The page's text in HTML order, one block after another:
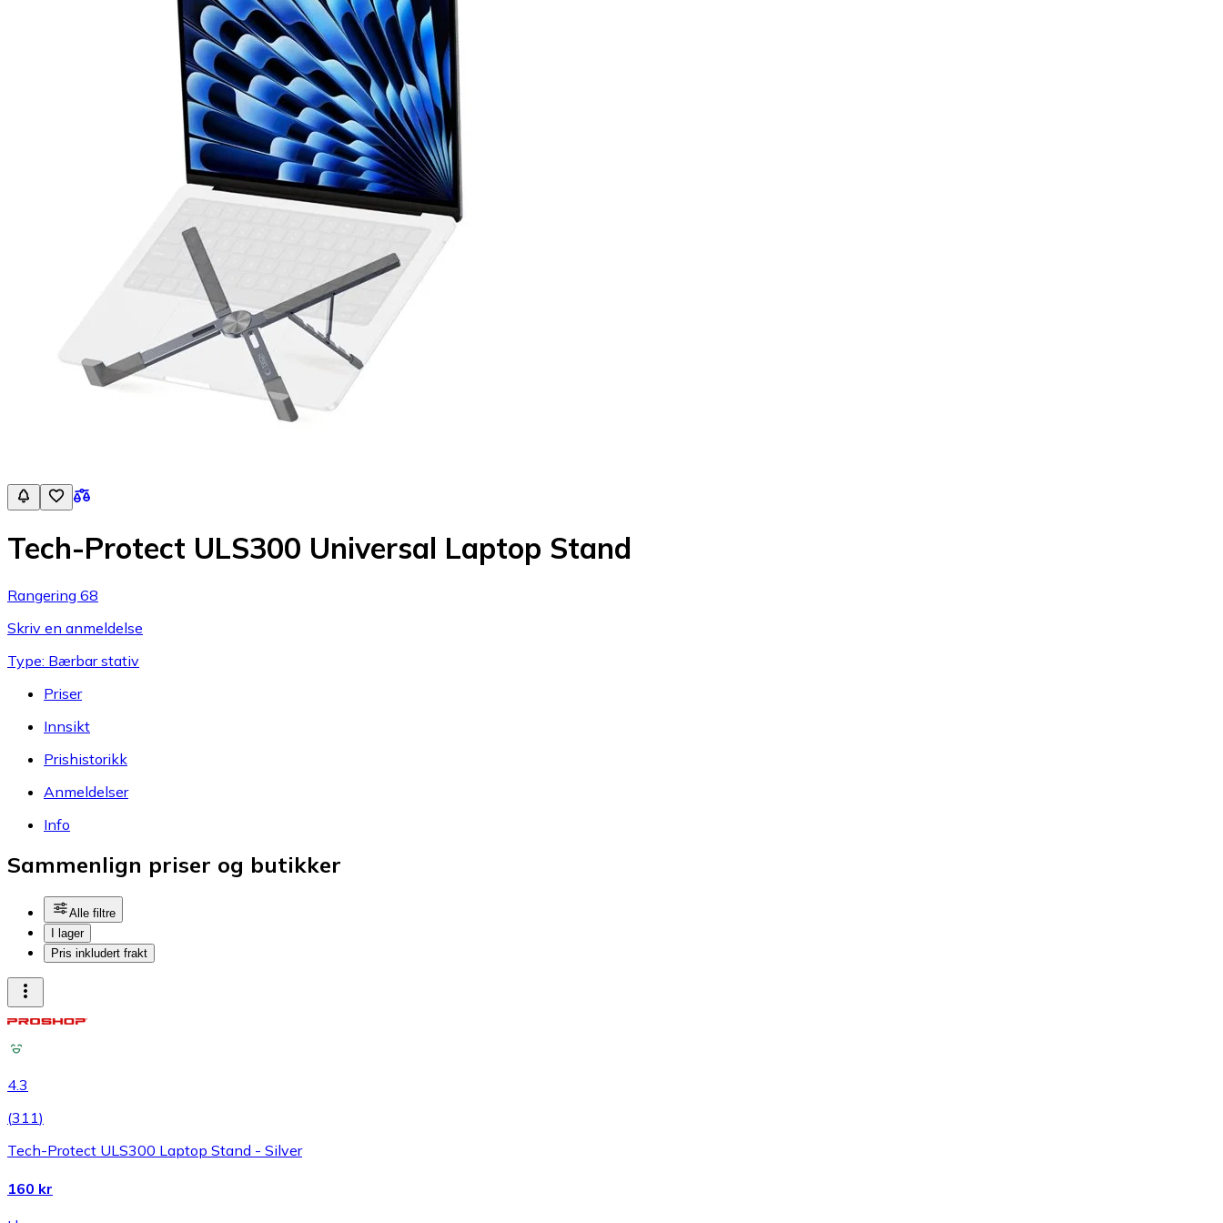
Tech-Protect ULS300 Universal Laptop Stand
Rangering 68
Skriv en anmeldelse
Type: Bærbar stativ
Priser
Innsikt
Prishistorikk
Anmeldelser
Info
Sammenlign priser og butikker
Alle filtre
I lager
Pris inkludert frakt
4.3
(311)
Tech-Protect ULS300 Laptop Stand - Silver
160 kr